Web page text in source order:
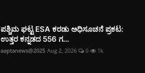
ಪಶ್ಚಿಮ ಘಟ್ಟ ESA ಕರಡು ಅಧಿಸೂಚನೆ ಪ್ರಕಟ:
ಉತ್ತರ ಕನ್ನಡದ 556 ಗ...
aaptanews@2025 Aug 2, 2026 0 1k